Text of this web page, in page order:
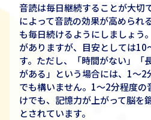
音読は毎日継続することが大切
によって音読の効果が高められ
も毎日続けるようにしましょう
がありますが、目安としては10
す。ただし、「時間がない」「
がある」という場合には、 1～2
でも構いません。 1～2分程度の
けでも、記憶力が上がって脳を
とされています。